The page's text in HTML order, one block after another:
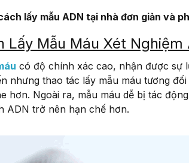
lấy mẫu ADN tại nhà đơn giản và
Lấy Mẫu Máu Xét Nghiệm
có độ chính xác cao, nhận được sự
nhưng thao tác lấy mẫu máu tương
hơn. Ngoài ra, mẫu máu dễ bị tác
ADN trở nên hạn chế hơn.